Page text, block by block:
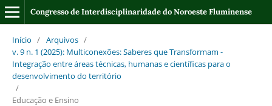
Congresso de Interdisciplinaridade do Noroeste Fluminense
Início / Arquivos /
v. 9 n. 1 (2025): Multiconexões: Saberes que Transformam -
Integração entre áreas técnicas, humanas e científicas para o
desenvolvimento do território
/
Educação e Ensino